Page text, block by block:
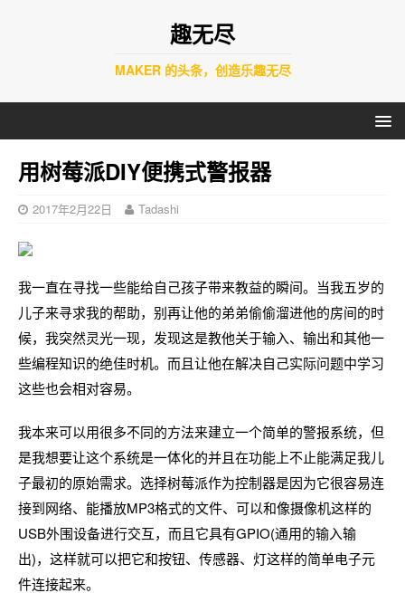
趣无尽
MAKER 的头条，创造乐趣无尽
用树莓派DIY便携式警报器
2017年2月22日 Tadashi
我一直在寻找一些能给自己孩子带来教益的瞬间。当我五岁的
儿子来寻求我的帮助，别再让他的弟弟偷偷溜进他的房间的时
候，我突然灵光一现，发现这是教他关于输入、输出和其他一
些编程知识的绝佳时机。而且让他在解决自己实际问题中学习
这些也会相对容易。
我本来可以用很多不同的方法来建立一个简单的警报系统，但
是我想要让这个系统是一体化的并且在功能上不止能满足我儿
子最初的原始需求。选择树莓派作为控制器是因为它很容易连
接到网络、能播放MP3格式的文件、可以和像摄像机这样的
USB外围设备进行交互，而且它具有GPIO(通用的输入输
出)，这样就可以把它和按钮、传感器、灯这样的简单电子元
件连接起来。